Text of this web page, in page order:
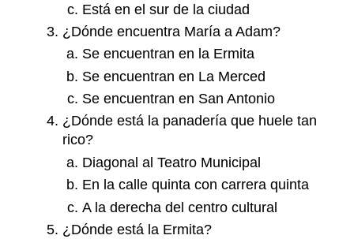
Está en el sur de la ciudad
¿Dónde encuentra María a Adam?
Se encuentran en la Ermita
Se encuentran en La Merced
Se encuentran en San Antonio
¿Dónde está la panadería que huele tan
rico?
Diagonal al Teatro Municipal
En la calle quinta con carrera quinta
A la derecha del centro cultural
¿Dónde está la Ermita?